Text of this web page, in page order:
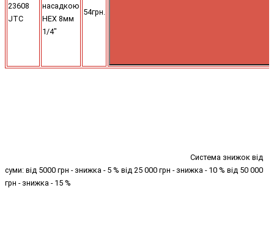
23608
JTC
насадкою
HEX 8мм
1/4"
54грн.
Система знижок від
суми: від 5000 грн - знижка - 5 % від 25 000 грн - знижка - 10 % від 50 000
грн - знижка - 15 %